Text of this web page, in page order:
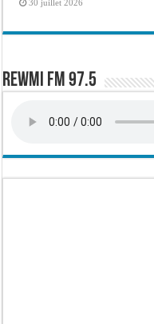
30 juillet 2026
Rewmi FM 97.5